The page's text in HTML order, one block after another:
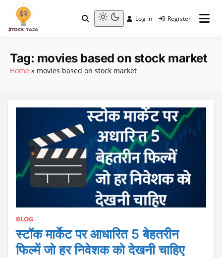
content
Stock RajaLight
(click
to
dark)
Log in Register
Tag: movies based on stock market
Home » movies based on stock market
BLOG
स्टॉक मार्केट पर आधारित 5 बेहतरीन
फिल्में जो हर निवेशक को देखनी चाहिए